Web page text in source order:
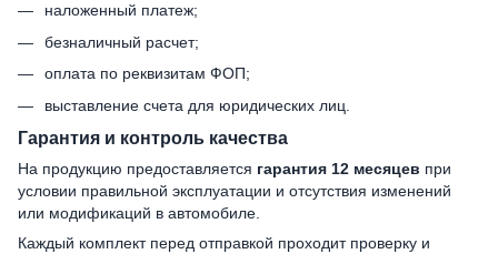
наложенный платеж;
безналичный расчет;
оплата по реквизитам ФОП;
выставление счета для юридических лиц.
Гарантия и контроль качества
На продукцию предоставляется гарантия 12 месяцев при
условии правильной эксплуатации и отсутствия изменений
или модификаций в автомобиле.
Каждый комплект перед отправкой проходит проверку и